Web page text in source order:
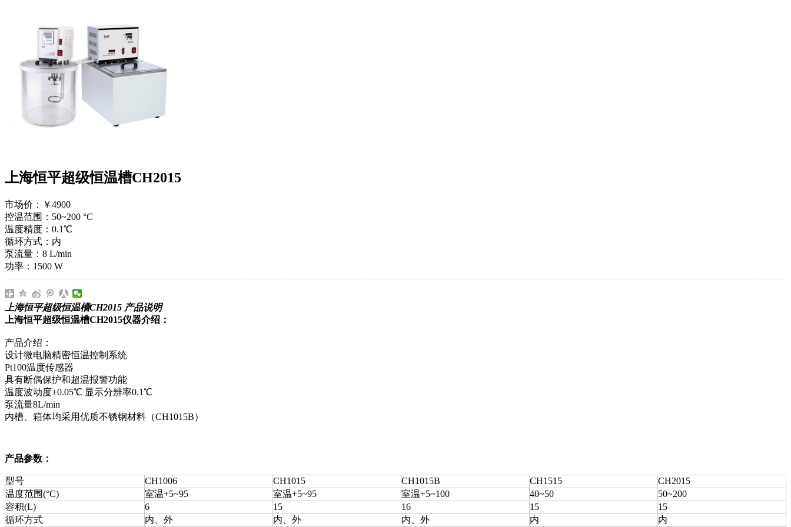
上海恒平超级恒温槽CH2015
市场价：
￥4900
控温范围：50~200 °C
温度精度：0.1℃
循环方式：内
泵流量：8 L/min
功率：1500 W
上海恒平超级恒温槽CH2015 产品说明
上海恒平超级恒温槽CH2015仪器介绍：
产品介绍：
设计微电脑精密恒温控制系统
Pt100温度传感器
具有断偶保护和超温报警功能
温度波动度±0.05℃ 显示分辨率0.1℃
泵流量8L/min
内槽、箱体均采用优质不锈钢材料（CH1015B）
产品参数：
型号 CH1006 CH1015 CH1015B CH1515
CH2015
温度范围(°C)
室温+5~95 室温+5~95 室温+5~100 40~50
50~200
容积(L)
6 15 16 15
15
循环方式
内、外 内、外 内、外 内 内